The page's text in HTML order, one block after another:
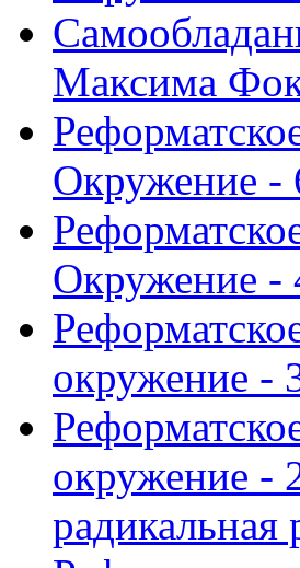
Максима
Окружение -
Окружение
окружение -
окружение -
радикальная